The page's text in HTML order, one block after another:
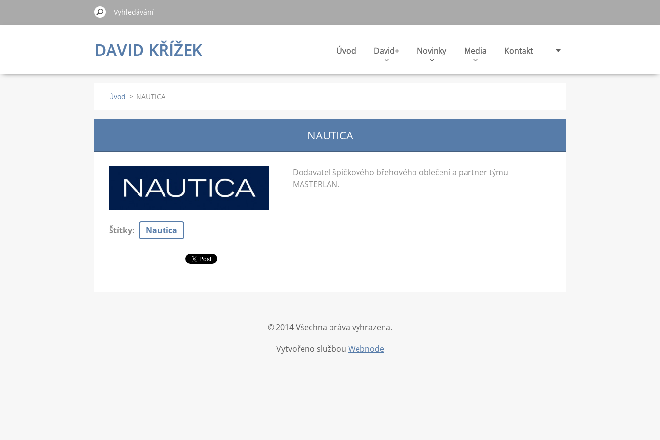
DAVID KŘÍŽEK Úvod David+ Novinky Media Kontakt
Úvod > NAUTICA
NAUTICA
Dodavatel špičkového břehového oblečení a partner týmu
MASTERLAN.
Štítky: Nautica
© 2014 Všechna práva vyhrazena.
Vytvořeno službou Webnode